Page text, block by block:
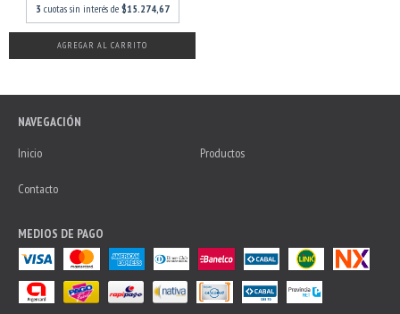
3 cuotas sin interés de $15.274,67
NAVEGACIÓN
Inicio
Productos
Contacto
MEDIOS DE PAGO